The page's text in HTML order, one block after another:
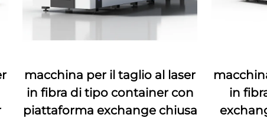
macchina per il taglio al laser
in fibra di tipo container con
piattaforma exchange chiusa
in